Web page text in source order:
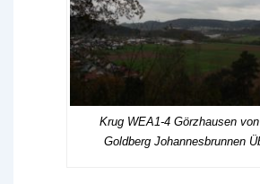
Krug WEA1-4 Görzhausen
Goldberg Johannesbrunnen